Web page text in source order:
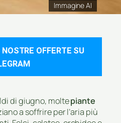
Immagine AI
OFFERTE SU
di giugno, moltepiante
a soffrire per l’aria più